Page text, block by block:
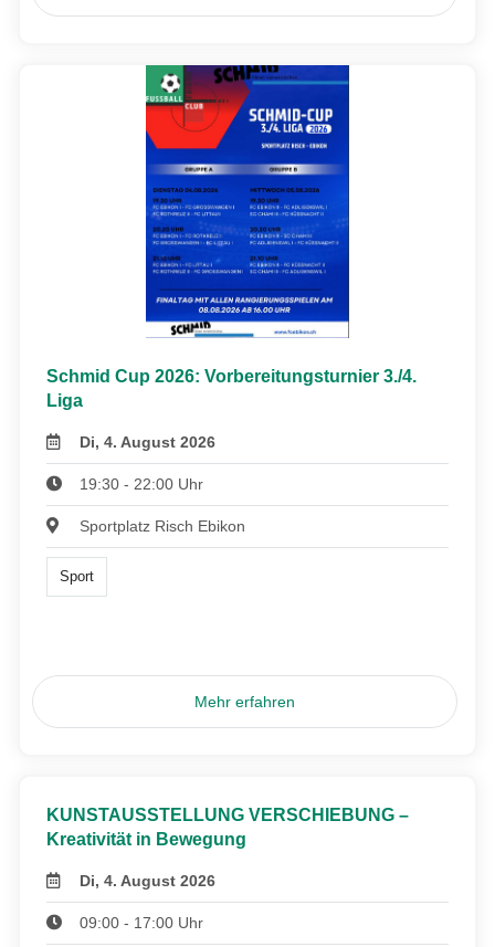
Schmid Cup 2026: Vorbereitungsturnier 3./4.
Liga
Di, 4. August 2026
19:30 - 22:00 Uhr
Sportplatz Risch Ebikon
Sport
Mehr erfahren
KUNSTAUSSTELLUNG VERSCHIEBUNG –
Kreativität in Bewegung
Di, 4. August 2026
09:00 - 17:00 Uhr